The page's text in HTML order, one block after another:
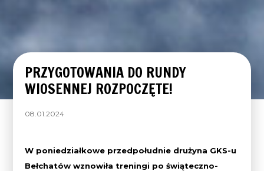
PRZYGOTOWANIA DO RUNDY
WIOSENNEJ ROZPOCZĘTE!
08.01.2024
W poniedziałkowe przedpołudnie drużyna GKS-u
Bełchatów wznowiła treningi po świąteczno-